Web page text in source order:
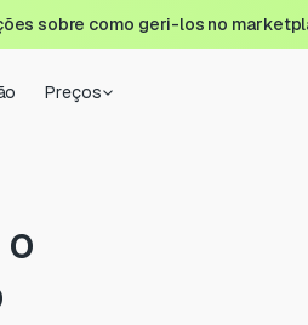
sobre como geri-los no
Preços